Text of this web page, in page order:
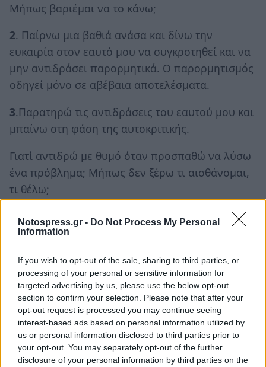
Notospress.gr - Do Not Process My Personal
Information
If you wish to opt-out of the sale, sharing to third parties, or
processing of your personal or sensitive information for
targeted advertising by us, please use the below opt-out
section to confirm your selection. Please note that after your
opt-out request is processed you may continue seeing
interest-based ads based on personal information utilized by
us or personal information disclosed to third parties prior to
your opt-out. You may separately opt-out of the further
disclosure of your personal information by third parties on the
Μήπως βαριέμαι να το κάνω;
2. Παίρνω μια βαθιά ανάσα και δίνω την
ευκαιρία στον εαυτό μου να συγκροτηθεί και να
μην αντιδράσει παρορμητικά. Ο παρορμητισμός
οδηγεί μόνο σε αβέβαια αποτελέσματα.
3.Παρατηρώ τις αντιδράσεις του εαυτού μου και
μπαίνω στη φάση της αυτοκριτικής.
Γιατί αντιδρώ με θυμό όταν προσπαθώ να λύσω
ένα πρόβλημα; Μήπως δεν ξέρω τι αισθάνομαι,
τι θέλω;
. Πριν αντιδράσω σκέφτομαι προσεκτικά, αν το
πρόβλημα το έχει ο άλλος ή εγώ και αντιδρώ
. Δε χρησιμοποιώ λέξεις που θα πληγώσουν
τον άλλον. Δε γίνομαι εκδικητικός και κακός.
. Σκέφτομαι πως το ζητούμενο είναι να βρεθεί
λύση. Εστιάζω στη λύση κι όχι στο συναίσθημα
του θυμού μου.